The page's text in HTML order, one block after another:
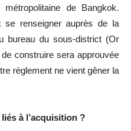
de Bangkok.
se renseigner auprès de la
bureau du sous-district (Or
construire sera approuvée
règlement ne vient gêner la
à l’acquisition ?